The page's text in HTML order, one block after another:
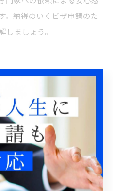
。納得のいくビザ申請のた
しましょう。
申請費用を比較
ーンで比較する方法
る際は、主に「自己申
への依頼」という2つのパ
です。どちらの方法を選ぶ